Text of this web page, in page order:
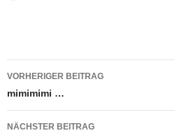
Beitragsnavigation
VORHERIGER BEITRAG
mimimimi …
NÄCHSTER BEITRAG